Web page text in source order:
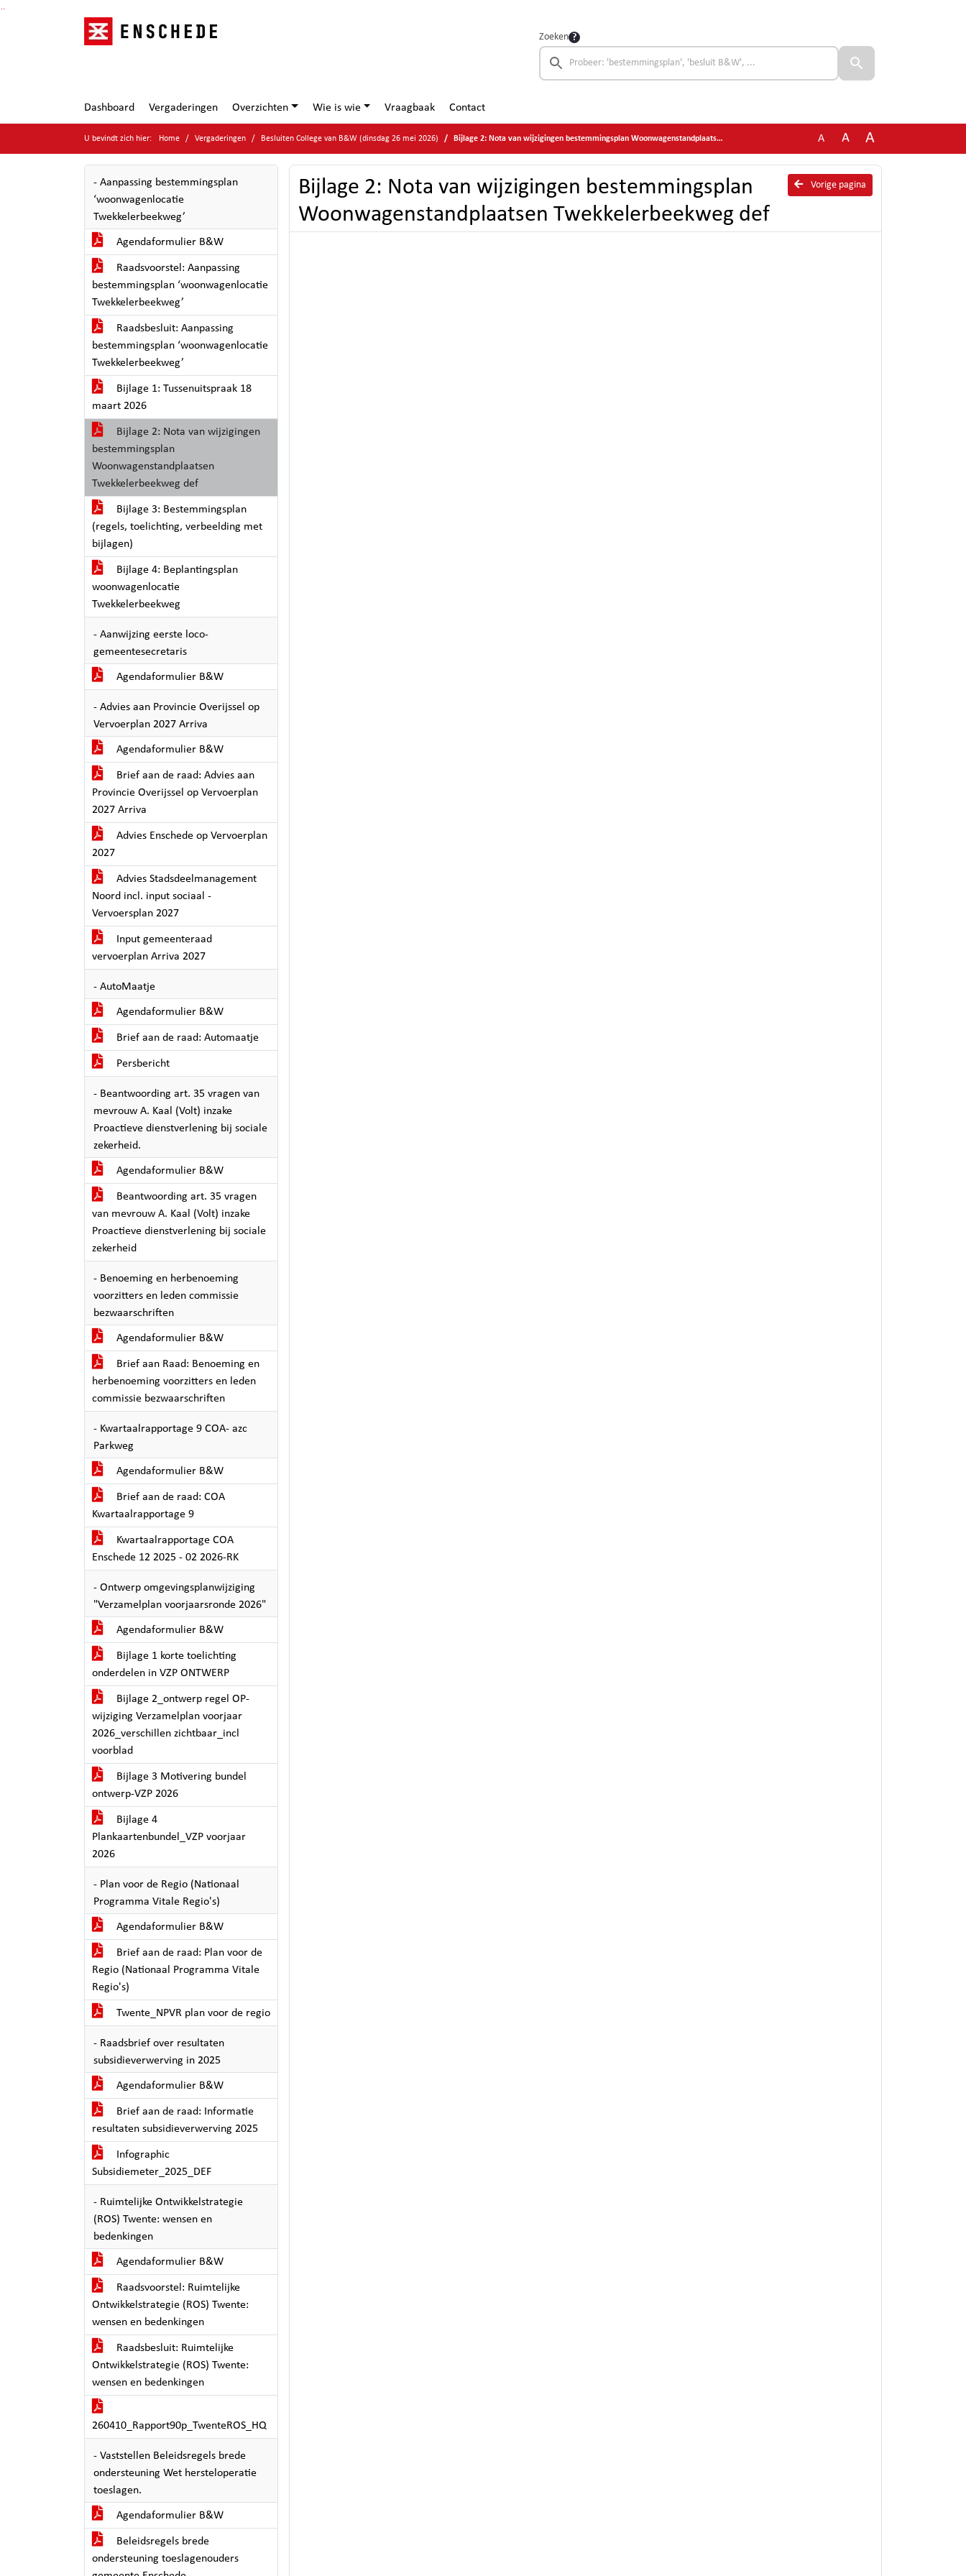
Ga naar de inhoud van deze pagina
Ga naar het zoeken
Ga naar het menu
Zoeken
Dashboard Vergaderingen Overzichten Wie is wie Vraagbaak Contact
U bevindt zich hier: Home Vergaderingen Besluiten College van B&W (dinsdag 26 mei 2026) Bijlage 2: Nota van wijzigingen bestemmingsplan Woonwagenstandplaatsen Twekkelerbeekweg def A A A
- Aanpassing bestemmingsplan
‘woonwagenlocatie
Twekkelerbeekweg’
Agendaformulier B&W
Raadsvoorstel: Aanpassing
bestemmingsplan ‘woonwagenlocatie
Twekkelerbeekweg’
Raadsbesluit: Aanpassing
bestemmingsplan ‘woonwagenlocatie
Twekkelerbeekweg’
Bijlage 1: Tussenuitspraak 18
maart 2026
Bijlage 2: Nota van wijzigingen
bestemmingsplan
Woonwagenstandplaatsen
Twekkelerbeekweg def
Bijlage 3: Bestemmingsplan
(regels, toelichting, verbeelding met
bijlagen)
Bijlage 4: Beplantingsplan
woonwagenlocatie
Twekkelerbeekweg
- Aanwijzing eerste loco-
gemeentesecretaris
Agendaformulier B&W
- Advies aan Provincie Overijssel op
Vervoerplan 2027 Arriva
Agendaformulier B&W
Brief aan de raad: Advies aan
Provincie Overijssel op Vervoerplan
2027 Arriva
Advies Enschede op Vervoerplan
2027
Advies Stadsdeelmanagement
Noord incl. input sociaal -
Vervoersplan 2027
Input gemeenteraad
vervoerplan Arriva 2027
- AutoMaatje
Agendaformulier B&W
Brief aan de raad: Automaatje
Persbericht
- Beantwoording art. 35 vragen van
mevrouw A. Kaal (Volt) inzake
Proactieve dienstverlening bij sociale
zekerheid.
Agendaformulier B&W
Beantwoording art. 35 vragen
van mevrouw A. Kaal (Volt) inzake
Proactieve dienstverlening bij sociale
zekerheid
- Benoeming en herbenoeming
voorzitters en leden commissie
bezwaarschriften
Agendaformulier B&W
Brief aan Raad: Benoeming en
herbenoeming voorzitters en leden
commissie bezwaarschriften
- Kwartaalrapportage 9 COA- azc
Parkweg
Agendaformulier B&W
Brief aan de raad: COA
Kwartaalrapportage 9
Kwartaalrapportage COA
Enschede 12 2025 - 02 2026-RK
- Ontwerp omgevingsplanwijziging
"Verzamelplan voorjaarsronde 2026"
Agendaformulier B&W
Bijlage 1 korte toelichting
onderdelen in VZP ONTWERP
Bijlage 2_ontwerp regel OP-
wijziging Verzamelplan voorjaar
2026_verschillen zichtbaar_incl
voorblad
Bijlage 3 Motivering bundel
ontwerp-VZP 2026
Bijlage 4
Plankaartenbundel_VZP voorjaar
2026
- Plan voor de Regio (Nationaal
Programma Vitale Regio's)
Agendaformulier B&W
Brief aan de raad: Plan voor de
Regio (Nationaal Programma Vitale
Regio's)
Twente_NPVR plan voor de regio
- Raadsbrief over resultaten
subsidieverwerving in 2025
Agendaformulier B&W
Brief aan de raad: Informatie
resultaten subsidieverwerving 2025
Infographic
Subsidiemeter_2025_DEF
- Ruimtelijke Ontwikkelstrategie
(ROS) Twente: wensen en
bedenkingen
Agendaformulier B&W
Raadsvoorstel: Ruimtelijke
Ontwikkelstrategie (ROS) Twente:
wensen en bedenkingen
Raadsbesluit: Ruimtelijke
Ontwikkelstrategie (ROS) Twente:
wensen en bedenkingen
260410_Rapport90p_TwenteROS_HQ
- Vaststellen Beleidsregels brede
ondersteuning Wet hersteloperatie
toeslagen.
Agendaformulier B&W
Beleidsregels brede
ondersteuning toeslagenouders
Vorige pagina
Bijlage 2: Nota van wijzigingen bestemmingsplan
Woonwagenstandplaatsen Twekkelerbeekweg def